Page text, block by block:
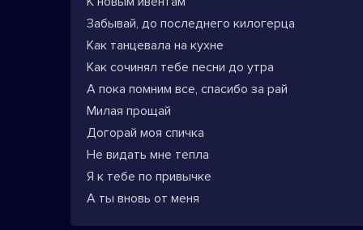
Забывай, до последнего килогерца
Как танцевала на кухне
Как сочинял тебе песни до утра
А пока помним все, спасибо за рай
Милая прощай
Догорай моя спичка
Не видать мне тепла
Я к тебе по привычке
А ты вновь от меня